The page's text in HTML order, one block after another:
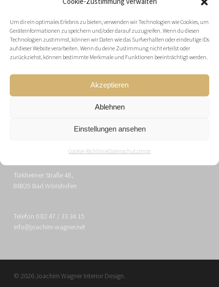
Um dir ein optimales Erlebnis zu bieten, verwenden wir Technologien wie Cookies, um
Geräteinformationen zu speichern und/oder darauf zuzugreifen. Wenn du diesen
Technologien zustimmst, können wir Daten wie das Surfverhalten oder eindeutige IDs
auf dieser Website verarbeiten. Wenn du deine Zustimmung nicht erteilst oder
zurückziehst, können bestimmte Merkmale und Funktionen beeinträchtigt werden.
Akzeptieren
Ablehnen
Einstellungen ansehen
Cookie-RichtlinieDatenschutzImpr
JOACHIM WAGNER INTERIOR DESIGN
Türkheimer Straße 48,
86825 Bad Wörishofen
Telefon 0 82 47 / 33 34 15
info@joachim-wagner.net
© 2026 Joachim Wagner Interior Design.